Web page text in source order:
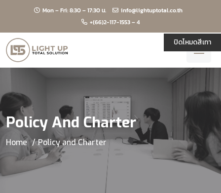
Mon – Fri: 8:30 – 17:30 น.
info@lightuptotal.co.th
+(66)2-117-1553 – 4
Policy And Charter
Home Policy and Charter
ปิดโหมดสีเทา